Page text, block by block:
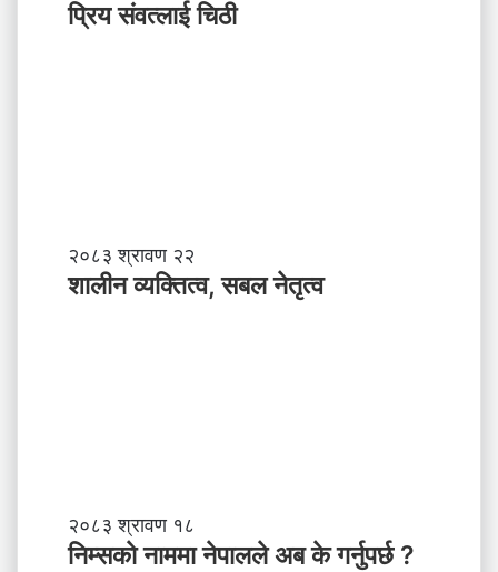
य
प्रिय संवत्लाई चिठी
शा
ली
न
तृ
त्व
२०८३ श्रावण २२
शालीन व्यक्तित्व, सबल नेतृत्व
नि
म्स
२०८३ श्रावण १८
निम्सकाे नाममा नेपालले अब के गर्नुपर्छ ?